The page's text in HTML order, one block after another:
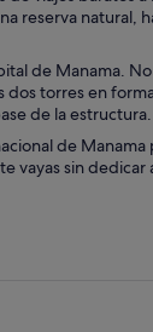
reserva natural,
de Manama.
torres en
de la estructura.
de
vayas sin dedicar